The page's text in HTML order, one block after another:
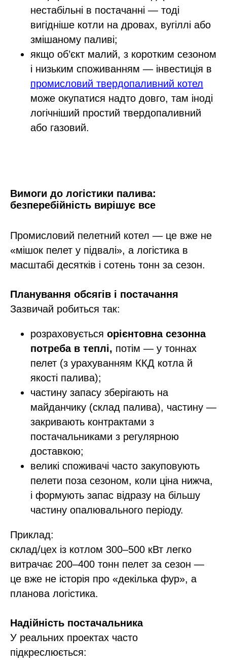
нестабільні в постачанні — тоді
вигідніше котли на дровах, вугіллі або
змішаному паливі;​
якщо об’єкт малий, з коротким сезоном
і низьким споживанням — інвестиція в
промисловий твердопаливний котел
може окупатися надто довго, там іноді
логічніший простий твердопаливний
або газовий.
Вимоги до логістики палива:
безперебійність вирішує все
Промисловий пелетний котел — це вже не
«мішок пелет у підвалі», а логістика в
масштабі десятків і сотень тонн за сезон.​
Планування обсягів і постачання
Зазвичай робиться так:
розраховується орієнтовна сезонна
потреба в теплі, потім — у тоннах
пелет (з урахуванням ККД котла й
якості палива);​
частину запасу зберігають на
майданчику (склад палива), частину —
закривають контрактами з
постачальниками з регулярною
доставкою;​
великі споживачі часто закуповують
пелети поза сезоном, коли ціна нижча,
і формують запас відразу на більшу
частину опалювального періоду.​
Приклад:
склад/цех із котлом 300–500 кВт легко
витрачає 200–400 тонн пелет за сезон —
це вже не історія про «декілька фур», а
планова логістика.
Надійність постачальника
У реальних проектах часто
підкреслюється: